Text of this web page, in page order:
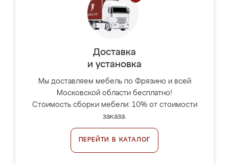
Доставка
и установка
Мы доставляем мебель по Фрязино и всей
Московской области бесплатно!
Стоимость сборки мебели: 10% от стоимости
заказа.
ПЕРЕЙТИ В КАТАЛОГ